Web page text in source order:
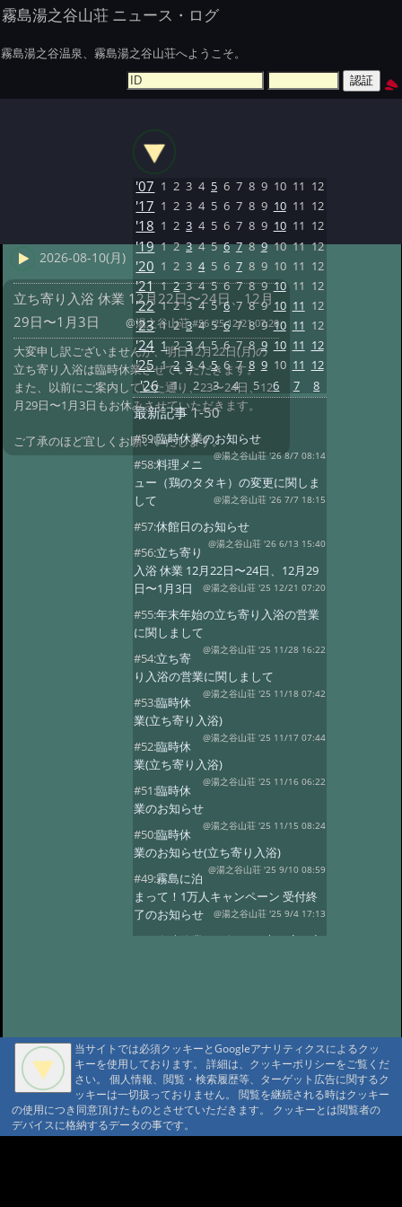
霧島湯之谷山荘 ニュース・ログ
霧島湯之谷温泉、霧島湯之谷山荘へようこそ。
2026-08-10(月)
立ち寄り入浴 休業 12月22日〜24日、12月
29日〜1月3日
@湯之谷山荘#56 '25 12/21 07:20
大変申し訳ございませんが、明日12月22日(月)の
立ち寄り入浴は臨時休業させていただきます。
また、以前にご案内していた通り、23〜24日、12
月29日〜1月3日もお休みさせていただきます。
ご了承のほど宜しくお願いいたします。
'07 1 2 3 4 5 6 7 8 9 10 11 12
'17 1 2 3 4 5 6 7 8 9 10 11 12
'18 1 2 3 4 5 6 7 8 9 10 11 12
'19 1 2 3 4 5 6 7 8 9 10 11 12
'20 1 2 3 4 5 6 7 8 9 10 11 12
'21 1 2 3 4 5 6 7 8 9 10 11 12
'22 1 2 3 4 5 6 7 8 9 10 11 12
'23 1 2 3 4 5 6 7 8 9 10 11 12
'24 1 2 3 4 5 6 7 8 9 10 11 12
'25 1 2 3 4 5 6 7 8 9 10 11 12
'26 1 2 3 4 5 6 7 8
最新記事1-50
#59:臨時休業のお知らせ
@湯之谷山荘 '26 8/7 08:14
#58:料理メニ
ュー（鶏のタタキ）の変更に関しま
して
@湯之谷山荘 '26 7/7 18:15
#57:休館日のお知らせ
@湯之谷山荘 '26 6/13 15:40
#56:立ち寄り
入浴 休業 12月22日〜24日、12月29
日〜1月3日
@湯之谷山荘 '25 12/21 07:20
#55:年末年始の立ち寄り入浴の営業
に関しまして
@湯之谷山荘 '25 11/28 16:22
#54:立ち寄
り入浴の営業に関しまして
@湯之谷山荘 '25 11/18 07:42
#53:臨時休
業(立ち寄り入浴)
@湯之谷山荘 '25 11/17 07:44
#52:臨時休
業(立ち寄り入浴)
@湯之谷山荘 '25 11/16 06:22
#51:臨時休
業のお知らせ
@湯之谷山荘 '25 11/15 08:24
#50:臨時休
業のお知らせ(立ち寄り入浴)
@湯之谷山荘 '25 9/10 08:59
#49:霧島に泊
まって！1万人キャンペーン 受付終
了のお知らせ
@湯之谷山荘 '25 9/4 17:13
#48:臨時休業のお知らせ(立ち寄り入
月は改修工事のため休業いたしま
す。
@湯之谷山荘 '25 3/11 17:46
#45:休館日のお知らせ(2月25日〜28
日)
@湯之谷山荘 '25 2/18 06:10
#44:臨時休業
当サイトでは必須クッキーとGoogleアナリティクスによるクッ
キーを使用しております。 詳細は、クッキーポリシーをご覧くだ
さい。 個人情報、閲覧・検索履歴等、ターゲット広告に関するク
ッキーは一切扱っておりません。 閲覧を継続される時はクッキー
の使用につき同意頂けたものとさせていただきます。 クッキーとは閲覧者の
デバイスに格納するデータの事です。